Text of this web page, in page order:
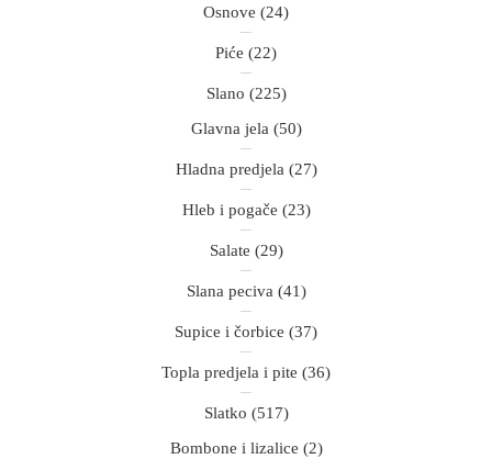
Osnove (24)
Piće (22)
Slano (225)
Glavna jela (50)
Hladna predjela (27)
Hleb i pogače (23)
Salate (29)
Slana peciva (41)
Supice i čorbice (37)
Topla predjela i pite (36)
Slatko (517)
Bombone i lizalice (2)